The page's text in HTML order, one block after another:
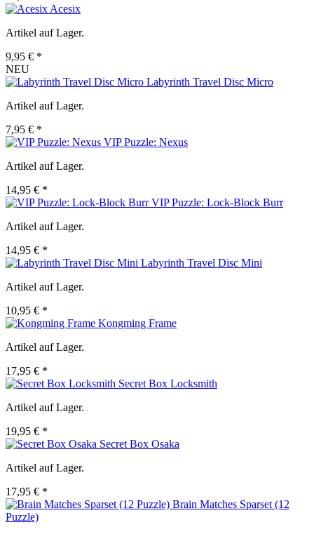
Acesix
Artikel auf Lager.
9,95 € *
NEU
Labyrinth Travel Disc Micro
Artikel auf Lager.
7,95 € *
VIP Puzzle: Nexus
Artikel auf Lager.
14,95 € *
VIP Puzzle: Lock-Block Burr
Artikel auf Lager.
14,95 € *
Labyrinth Travel Disc Mini
Artikel auf Lager.
10,95 € *
Kongming Frame
Artikel auf Lager.
17,95 € *
Secret Box Locksmith
Artikel auf Lager.
19,95 € *
Secret Box Osaka
Artikel auf Lager.
17,95 € *
Brain Matches Sparset (12
Puzzle)